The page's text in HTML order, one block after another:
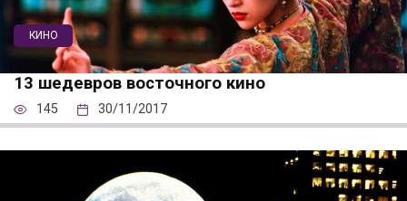
КИНО
13 шедевров восточного кино
145 30/11/2017